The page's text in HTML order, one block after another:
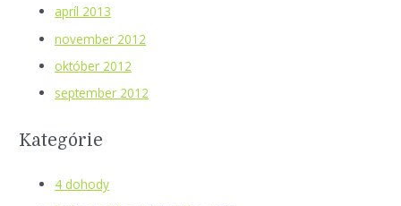
apríl 2013
november 2012
október 2012
september 2012
Kategórie
4 dohody